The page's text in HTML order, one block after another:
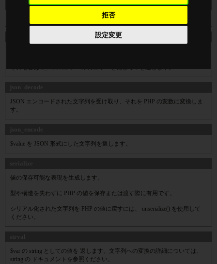
拒否
設定変更
Geo Distance
その場合は E_NOTICE レベルのエラーを発して 1 を返します。
JSON エンコードされた文字列を受け取り、それを PHP の変数に変換しま
す。
$value を JSON 形式にした文字列を返します。
値の保存可能な表現を生成します。
型や構造を失わずに PHP の値を保存または渡す際に有用です。
シリアル化された文字列を PHP の値に戻すには、 unserialize() を使用して
ください。
$var の string としての値を 返します。文字列への変換の詳細については、
string の ドキュメントを参照ください。